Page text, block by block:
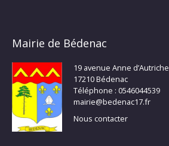
Mairie de Bédenac
19 avenue Anne d’Autriche
17210 Bédenac
Téléphone : 0546044539
mairie@bedenac17.fr
Nous contacter